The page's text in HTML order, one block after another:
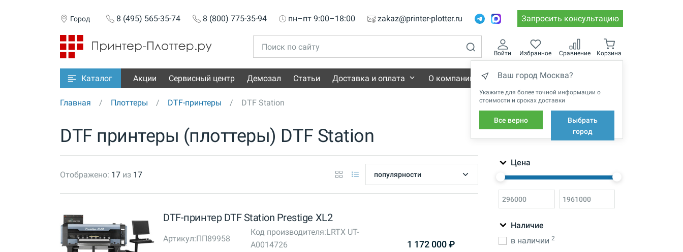
Город 8 (495) 565-35-74 8 (800) 775-35-94 пн–пт 9:00–18:00 zakaz@printer-plotter.ru Запросить консультацию
Войти Избранное Сравнение Корзина
Ваш город Москва?
Укажите для более точной информации о
стоимости и сроках доставки
Все верно
Выбрать
город
Каталог Акции Сервисный центр Демозал Статьи Доставка и оплата О компании Вакансии
Главная Плоттеры DTF-принтеры DTF Station
DTF принтеры (плоттеры) DTF Station
Отображено: 17 из 17
DTF-принтер DTF Station Prestige XL2
Артикул:ПП89958
Код производителя:LRTX UT-
A0014726
1 172 000 ₽
ФИЛЬТРЫ
Цена
Наличие
в наличии 2